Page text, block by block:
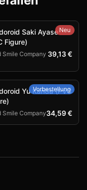
Neu
Saki Ayase
Figure)
Smile Company 39,13 €
Vorbestellung
Yu Kanda (PVC
Smile Company34,59 €